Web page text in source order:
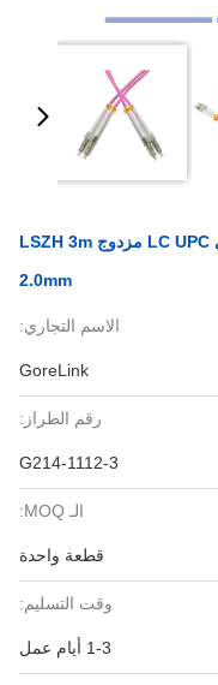
OM4 متعدد الوسائط ألياف التصحيح يؤدي LC UPC مزدوج LSZH 3m
2.0mm
الاسم التجاري:
GoreLink
رقم الطراز:
G214-1112-3
الـ MOQ:
قطعة واحدة
وقت التسليم:
1-3 أيام عمل